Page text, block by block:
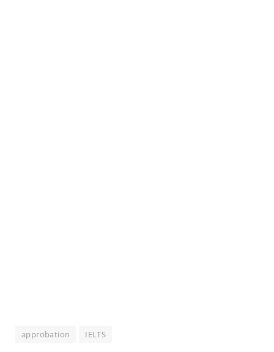
approbation IELTS